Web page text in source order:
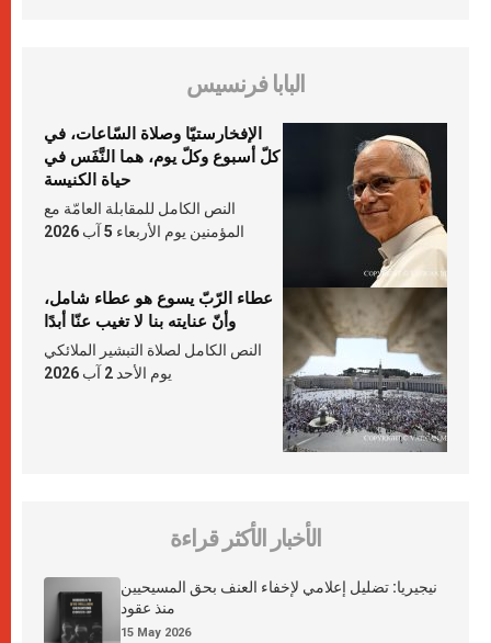
البابا فرنسيس
الإفخارستيّا وصلاة السّاعات، في
كلّ أسبوع وكلّ يوم، هما النَّفَس في
حياة الكنيسة
النص الكامل للمقابلة العامّة مع
المؤمنين يوم الأربعاء 5 آب 2026
عطاء الرّبّ يسوع هو عطاء شامل،
وأنّ عنايته بنا لا تغيب عنّا أبدًا
النص الكامل لصلاة التبشير الملائكي
يوم الأحد 2 آب 2026
الأخبار الأكثر قراءة
نيجيريا: تضليل إعلامي لإخفاء العنف بحق المسيحيين
منذ عقود
15 May 2026